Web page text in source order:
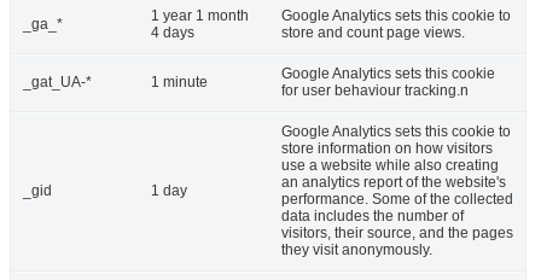
_ga_*
1 year 1 month
4 days
Google Analytics sets this cookie to
store and count page views.
_gat_UA-* 1 minute
Google Analytics sets this cookie
for user behaviour tracking.n
_gid 1 day
Google Analytics sets this cookie to
store information on how visitors
use a website while also creating
an analytics report of the website's
performance. Some of the collected
data includes the number of
visitors, their source, and the pages
they visit anonymously.